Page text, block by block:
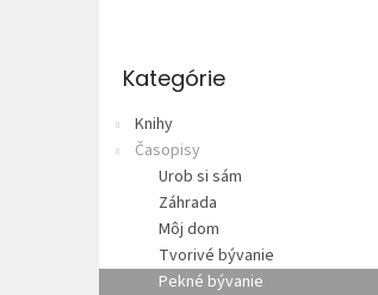
kategórie
Kategórie
Knihy
Časopisy
Urob si sám
Záhrada
Môj dom
Tvorivé bývanie
Pekné bývanie